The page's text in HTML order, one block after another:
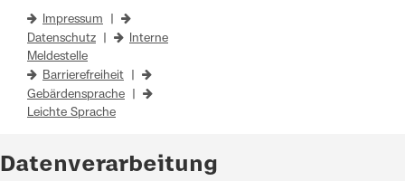
Impressum
Datenschutz
Interne
Meldestelle
Barrierefreiheit
Gebärdensprache
Leichte Sprache
Datenverarbeitung